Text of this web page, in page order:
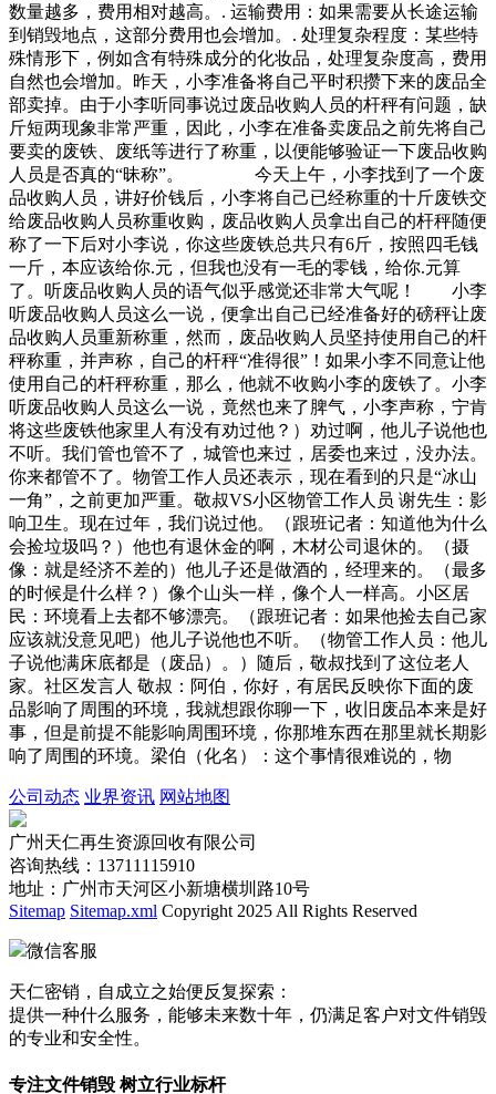
数量越多，费用相对越高。. 运输费用：如果需要从长途运输
到销毁地点，这部分费用也会增加。. 处理复杂程度：某些特
殊情形下，例如含有特殊成分的化妆品，处理复杂度高，费用
自然也会增加。昨天，小李准备将自己平时积攒下来的废品全
部卖掉。由于小李听同事说过废品收购人员的杆秤有问题，缺
斤短两现象非常严重，因此，小李在准备卖废品之前先将自己
要卖的废铁、废纸等进行了称重，以便能够验证一下废品收购
人员是否真的“昧称”。 今天上午，小李找到了一个废
品收购人员，讲好价钱后，小李将自己已经称重的十斤废铁交
给废品收购人员称重收购，废品收购人员拿出自己的杆秤随便
称了一下后对小李说，你这些废铁总共只有6斤，按照四毛钱
一斤，本应该给你.元，但我也没有一毛的零钱，给你.元算
了。听废品收购人员的语气似乎感觉还非常大气呢！ 小李
听废品收购人员这么一说，便拿出自己已经准备好的磅秤让废
品收购人员重新称重，然而，废品收购人员坚持使用自己的杆
秤称重，并声称，自己的杆秤“准得很”！如果小李不同意让他
使用自己的杆秤称重，那么，他就不收购小李的废铁了。小李
听废品收购人员这么一说，竟然也来了脾气，小李声称，宁肯
将这些废铁他家里人有没有劝过他？）劝过啊，他儿子说他也
不听。我们管也管不了，城管也来过，居委也来过，没办法。
你来都管不了。物管工作人员还表示，现在看到的只是“冰山
一角”，之前更加严重。敬叔VS小区物管工作人员 谢先生：影
响卫生。现在过年，我们说过他。（跟班记者：知道他为什么
会捡垃圾吗？）他也有退休金的啊，木材公司退休的。（摄
像：就是经济不差的）他儿子还是做酒的，经理来的。（最多
的时候是什么样？）像个山头一样，像个人一样高。小区居
民：环境看上去都不够漂亮。（跟班记者：如果他捡去自己家
应该就没意见吧）他儿子说他也不听。（物管工作人员：他儿
子说他满床底都是（废品）。）随后，敬叔找到了这位老人
家。社区发言人 敬叔：阿伯，你好，有居民反映你下面的废
品影响了周围的环境，我就想跟你聊一下，收旧废品本来是好
事，但是前提不能影响周围环境，你那堆东西在那里就长期影
响了周围的环境。梁伯（化名）：这个事情很难说的，物
公司动态 业界资讯 网站地图
广州天仁再生资源回收有限公司
咨询热线：13711115910
地址：广州市天河区小新塘横圳路10号
Sitemap Sitemap.xml Copyright 2025 All Rights Reserved
微信客服
天仁密销，自成立之始便反复探索：
提供一种什么服务，能够未来数十年，仍满足客户对文件销毁
的专业和安全性。
专注文件销毁 树立行业标杆